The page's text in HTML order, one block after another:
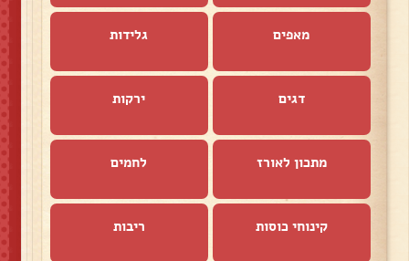
מאפים גלידות
דגים ירקות
מתכון לאורז לחמים
קינוחי כוסות ריבות